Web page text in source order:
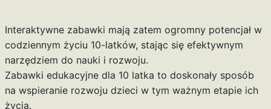
Interaktywne zabawki mają zatem ogromny potencjał w
codziennym życiu 10-latków, stając się efektywnym
narzędziem do nauki i rozwoju.
Zabawki edukacyjne dla 10 latka to doskonały sposób
na wspieranie rozwoju dzieci w tym ważnym etapie ich
życia.